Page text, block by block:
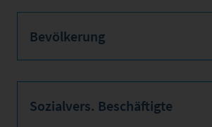
Bevölkerung
Sozialvers. Beschäftigte